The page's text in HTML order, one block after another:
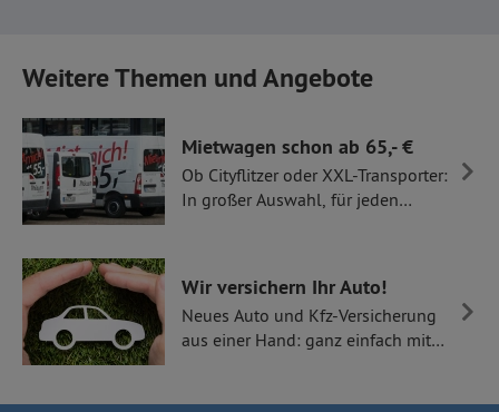
Weitere Themen und Angebote
Mietwagen schon ab 65,- €
Ob Cityflitzer oder XXL-Transporter:
In großer Auswahl, für jeden
Wir versichern Ihr Auto!
Neues Auto und Kfz-Versicherung
aus einer Hand: ganz einfach mit